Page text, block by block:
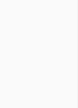
се абонирате за
запазени